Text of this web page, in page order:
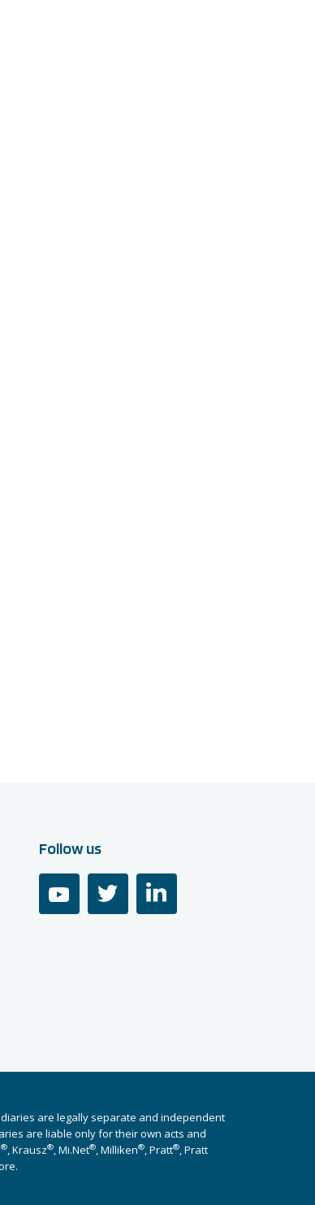
Follow us
youtube twitter linkedin
are legally separate and independent
are liable only for their own acts and
®, Krausz®, Mi.Net®, Milliken®, Pratt®, Pratt